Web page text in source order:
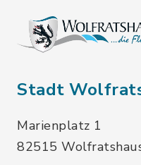
Stadt
Marienplatz 1
82515